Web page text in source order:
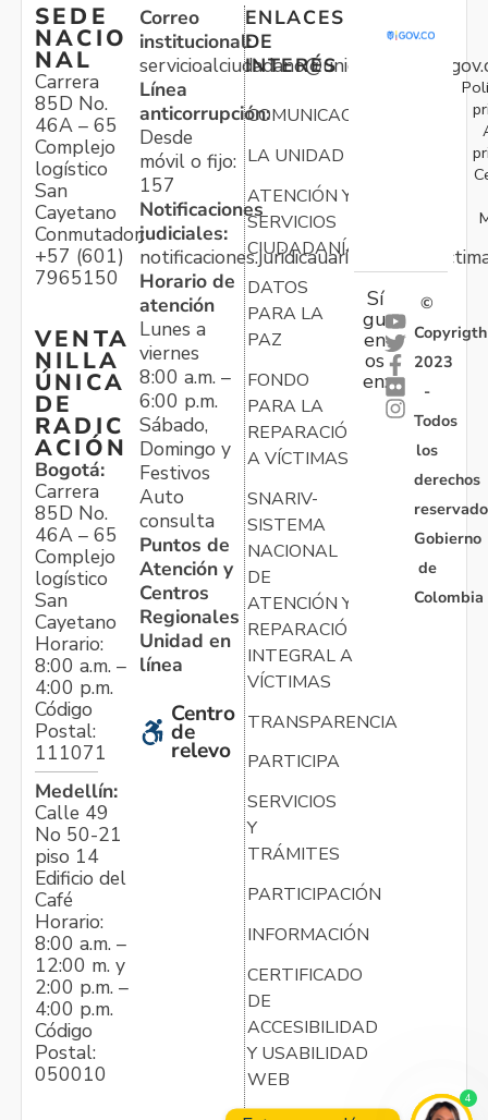
SEDE
NACIO
NAL
Carrera
85D No.
46A – 65
Complejo
logístico
San
Cayetano
Conmutador:
+57 (601)
7965150
VENTA
NILLA
ÚNICA
DE
RADIC
ACIÓN
Bogotá:
Carrera
85D No.
46A – 65
Complejo
logístico
San
Cayetano
Horario:
8:00 a.m. –
4:00 p.m.
Código
Postal:
111071
Medellín:
Calle 49
No 50-21
piso 14
Edificio del
Café
Horario:
8:00 a.m. –
12:00 m. y
2:00 p.m. –
4:00 p.m.
Código
Postal:
050010
Correo
institucional:
Línea
anticorrupción:
Desde
móvil o fijo:
157
Notificaciones
judiciales:
Horario de
atención
Lunes a
viernes
8:00 a.m. –
6:00 p.m.
Sábado,
Domingo y
Festivos
Auto
consulta
Puntos de
Atención y
Centros
Regionales
Unidad en
línea
Centro
de
relevo
ENLACES
DE
INTERÉS
COMUNICACIONES
LA UNIDAD
ATENCIÓN Y
SERVICIOS
CIUDADANÍA
DATOS
PARA LA
PAZ
FONDO
PARA LA
REPARACIÓN
A VÍCTIMAS
SNARIV-
SISTEMA
NACIONAL
DE
ATENCIÓN Y
REPARACIÓN
INTEGRAL A
VÍCTIMAS
TRANSPARENCIA
PARTICIPA
SERVICIOS
Y
TRÁMITES
PARTICIPACIÓN
INFORMACIÓN
CERTIFICADO
DE
ACCESIBILIDAD
Y USABILIDAD
WEB
Sí
gu
en
os
en:
©
Copyrigth
2023
-
Todos
los
derechos
Gobierno
de
Colombia
4